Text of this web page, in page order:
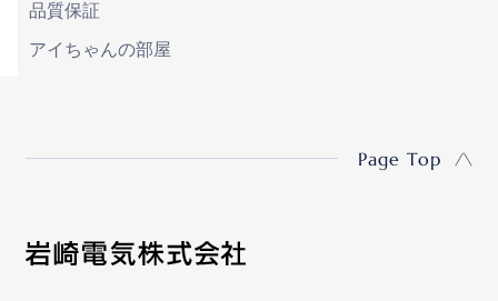
品質保証
アイちゃんの部屋
Page Top